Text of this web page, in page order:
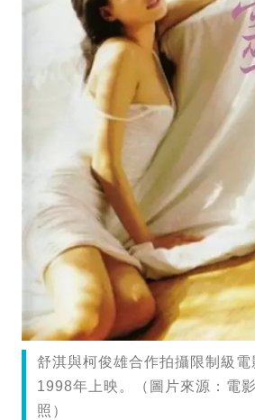
舒淇與柯俊雄合作拍攝限制級
1998年上映。（圖片來源：電
照）